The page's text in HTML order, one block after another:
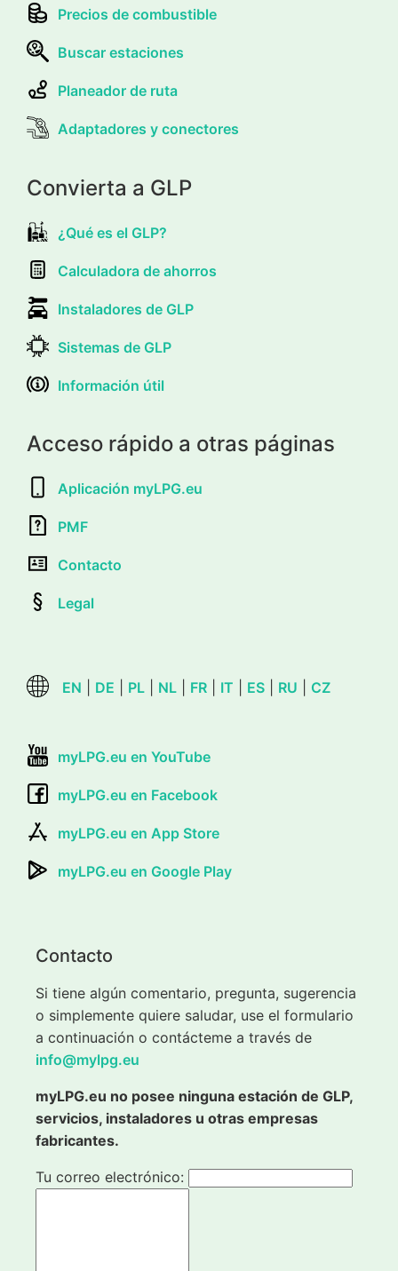
Precios de combustible
Buscar estaciones
Planeador de ruta
Adaptadores y conectores
Convierta a GLP
¿Qué es el GLP?
Calculadora de ahorros
Instaladores de GLP
Sistemas de GLP
Información útil
Acceso rápido a otras páginas
Aplicación myLPG.eu
PMF
Contacto
Legal
EN DE PL NL FR IT ES RU CZ
myLPG.eu en YouTube
myLPG.eu en Facebook
myLPG.eu en App Store
myLPG.eu en Google Play
Contacto
Si tiene algún comentario, pregunta, sugerencia
o simplemente quiere saludar, use el formulario
a continuación o contácteme a través de
info@mylpg.eu
myLPG.eu no posee ninguna estación de GLP,
servicios, instaladores u otras empresas
fabricantes.
Tu correo electrónico: